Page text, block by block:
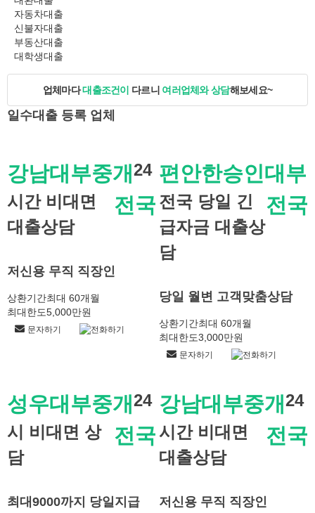
자동차대출
신불자대출
부동산대출
대학생대출
업체마다대출조건이 다르니 여러업체와 상담해보세요~
일수대출 등록 업체
강남대부중개
전국
24
시간 비대면
대출상담
저신용 무직 직장인
상환기간최대 60개월
최대한도5,000만원
문자하기 전화하기
편안한승인대부
전국
전국 당일 긴
급자금 대출상
담
당일 월변 고객맞춤상담
상환기간최대 60개월
최대한도3,000만원
문자하기 전화하기
성우대부중개
전국
24
시 비대면 상
담
최대9000까지 당일지급
강남대부중개
전국
24
시간 비대면
대출상담
저신용 무직 직장인